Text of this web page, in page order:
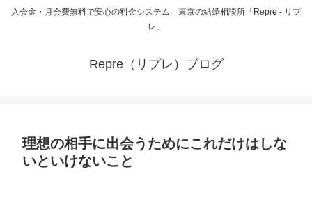
入会金・月会費無料で安心の料金システム 東京の結婚相談所「Repre - リプ
レ」
Repre（リプレ）ブログ
理想の相手に出会うためにこれだけはしな
いといけないこと